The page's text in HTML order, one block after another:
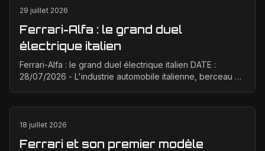
29 juillet 2026
Ferrari-Alfa : le grand duel
électrique italien
Ferrari-Alfa : le grand duel électrique italien DATE :
28/07/2026 - L'industrie automobile italienne, berceau de
18 juillet 2026
Ferrari et son premier modèle